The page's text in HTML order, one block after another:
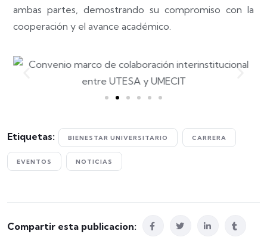
ambas partes, demostrando su compromiso con la
cooperación y el avance académico.
Etiquetas: BIENESTAR UNIVERSITARIO CARRERA
EVENTOS NOTICIAS
Compartir esta publicacion: